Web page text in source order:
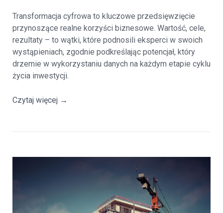
Transformacja cyfrowa to kluczowe przedsięwzięcie
przynoszące realne korzyści biznesowe. Wartość, cele,
rezultaty – to wątki, które podnosili eksperci w swoich
wystąpieniach, zgodnie podkreślając potencjał, który
drzemie w wykorzystaniu danych na każdym etapie cyklu
życia inwestycji.
Czytaj więcej →